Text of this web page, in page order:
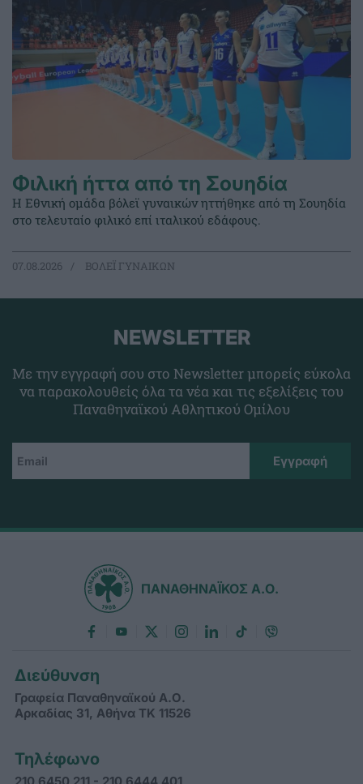
Φιλική ήττα από τη Σουηδία
Η Εθνική ομάδα βόλεϊ γυναικών ηττήθηκε από τη Σουηδία
στο τελευταίο φιλικό επί ιταλικού εδάφους.
07.08.2026 ΒΟΛΕΪ ΓΥΝΑΙΚΩΝ
NEWSLETTER
Με την εγγραφή σου στο Newsletter μπορείς εύκολα
να παρακολουθείς όλα τα νέα και τις εξελίξεις του
Παναθηναϊκού Αθλητικού Ομίλου
ΠΑΝΑΘΗΝΑΪΚΟΣ Α.Ο.
Διεύθυνση
Γραφεία Παναθηναϊκού Α.Ο.
Αρκαδίας 31, Αθήνα ΤΚ 11526
Τηλέφωνο